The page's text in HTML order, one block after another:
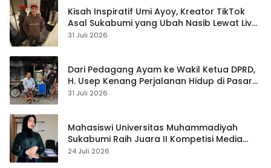
Kisah Inspiratif Umi Ayoy, Kreator TikTok
Asal Sukabumi yang Ubah Nasib Lewat Live
Streaming
31 Juli 2026
Dari Pedagang Ayam ke Wakil Ketua DPRD,
H. Usep Kenang Perjalanan Hidup di Pasar
Cisaat
31 Juli 2026
Mahasiswi Universitas Muhammadiyah
Sukabumi Raih Juara II Kompetisi Media
Pembelajaran Digital Tingkat Internasional
24 Juli 2026